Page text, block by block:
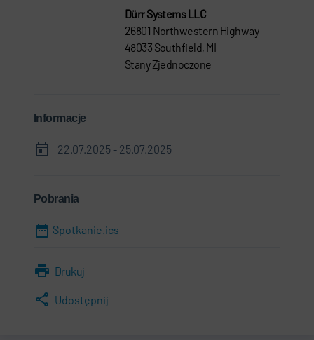
Dürr Systems LLC
26801 Northwestern Highway
48033 Southfield, MI
Stany Zjednoczone
Informacje
22.07.2025 - 25.07.2025
Pobrania
Spotkanie.ics
Drukuj
Udostępnij